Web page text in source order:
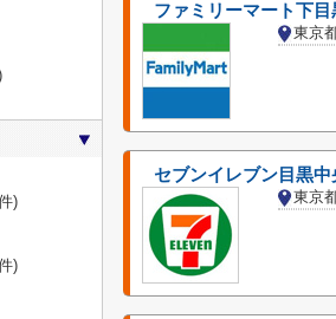
ファミリーマート下
東京
セブンイレブン目黒
東京
)
)